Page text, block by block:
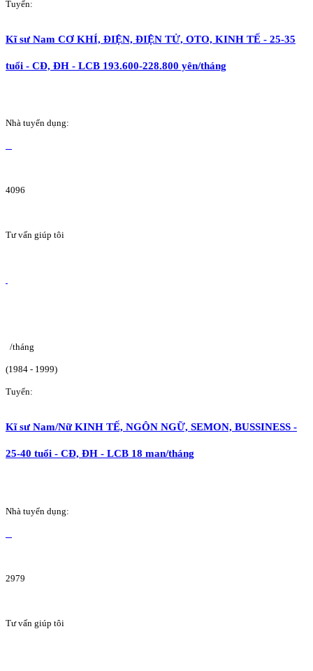
Tuyển:
Kĩ sư Nam CƠ KHÍ, ĐIỆN, ĐIỆN TỬ, OTO, KINH TẾ - 25-35
tuổi - CĐ, ĐH - LCB 193.600-228.800 yên/tháng
Nhà tuyển dụng:
4096
Tư vấn giúp tôi
/tháng
(1984 - 1999)
Tuyển:
Kĩ sư Nam/Nữ KINH TẾ, NGÔN NGỮ, SEMON, BUSSINESS -
25-40 tuổi - CĐ, ĐH - LCB 18 man/tháng
Nhà tuyển dụng:
2979
Tư vấn giúp tôi